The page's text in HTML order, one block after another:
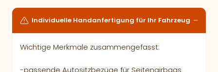
Individuelle Handanfertigung für Ihr Fahrzeug
Wichtige Merkmale zusammengefasst:
-passende Autositzbezüge für Seitenairbags